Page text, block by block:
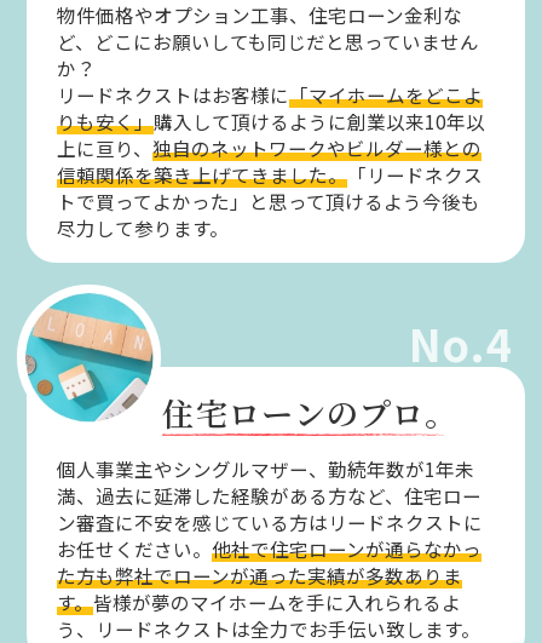
物件価格やオプション工事、住宅ローン金利な
ど、どこにお願いしても同じだと思っていません
か？
リードネクストはお客様に「マイホームをどこよ
りも安く」購入して頂けるように創業以来10年以
上に亘り、独自のネットワークやビルダー様との
信頼関係を築き上げてきました。 「リードネクス
トで買ってよかった」と思って頂けるよう今後も
尽力して参ります。
No.4
住宅ローンのプロ。
個人事業主やシングルマザー、勤続年数が1年未
満、過去に延滞した経験がある方など、住宅ロー
ン審査に不安を感じている方はリードネクストに
お任せください。他社で住宅ローンが通らなかっ
た方も弊社でローンが通った実績が多数ありま
す。皆様が夢のマイホームを手に入れられるよ
う、リードネクストは全力でお手伝い致します。